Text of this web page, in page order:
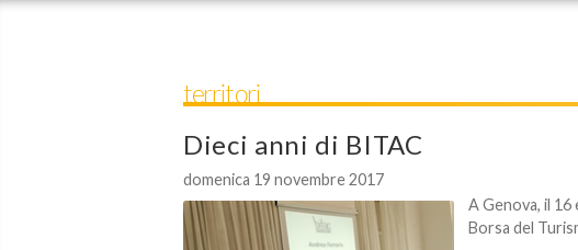
territori
Dieci anni di BITAC
domenica 19 novembre 2017
A Genova, il 16
Borsa del